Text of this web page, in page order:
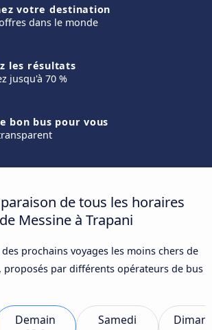
votre destination
dans le monde
les résultats
jusqu'à 70 %
bon bus pour vous
de tous les horaires
Messine à Trapani
prochains voyages les moins chers de
proposés par différents opérateurs de bus
Demain Samedi